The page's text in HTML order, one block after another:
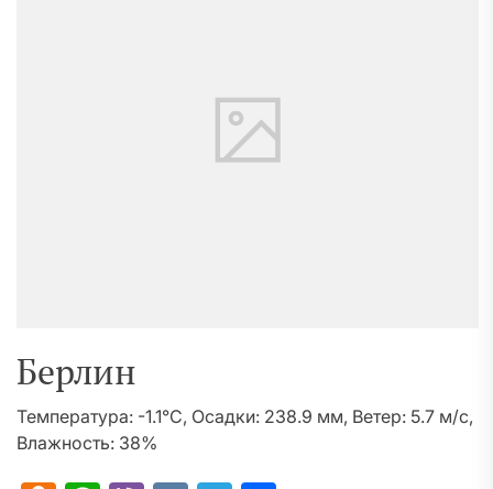
Берлин
Температура: -1.1°C, Осадки: 238.9 мм, Ветер: 5.7 м/с,
Влажность: 38%